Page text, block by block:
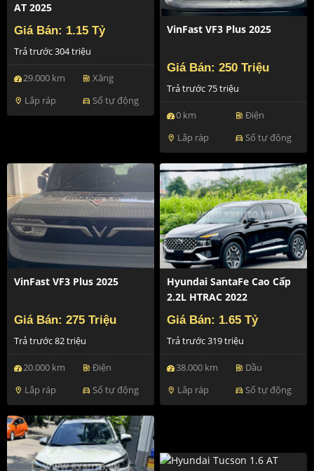
AT 2025
Giá Bán: 1.15 Tỷ
Trả trước 304 triệu
29.000 km ev_station Xăng
location_on Lắp ráp directions_car Số tự động
VinFast VF3 Plus 2025
Giá Bán: 250 Triệu
Trả trước 75 triệu
0 km ev_station Điện
location_on Lắp ráp directions_car Số tự động
VinFast VF3 Plus 2025
Giá Bán: 275 Triệu
Trả trước 82 triệu
20.000 km ev_station Điện
location_on Lắp ráp directions_car Số tự động
Hyundai SantaFe Cao Cấp
2.2L HTRAC 2022
Giá Bán: 1.65 Tỷ
Trả trước 319 triệu
38.000 km ev_station Dầu
location_on Lắp ráp directions_car Số tự động